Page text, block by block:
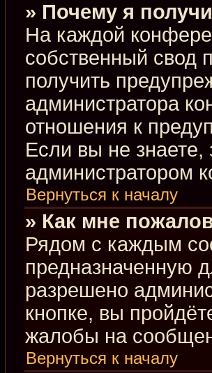
» Почему я
На каждой
собственный свод
получить
администратора
отношения к
Если вы не знаете,
администратором
Вернуться к началу
» Как мне
Рядом с каждым
предназначенную
разрешено
кнопке, вы
жалобы на
Вернуться к началу